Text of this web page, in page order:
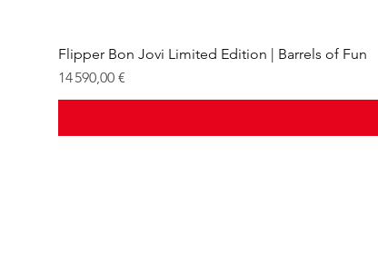
Flipper Bon Jovi Limited Edition | Barrels of Fun
Prix
14 590,00 €